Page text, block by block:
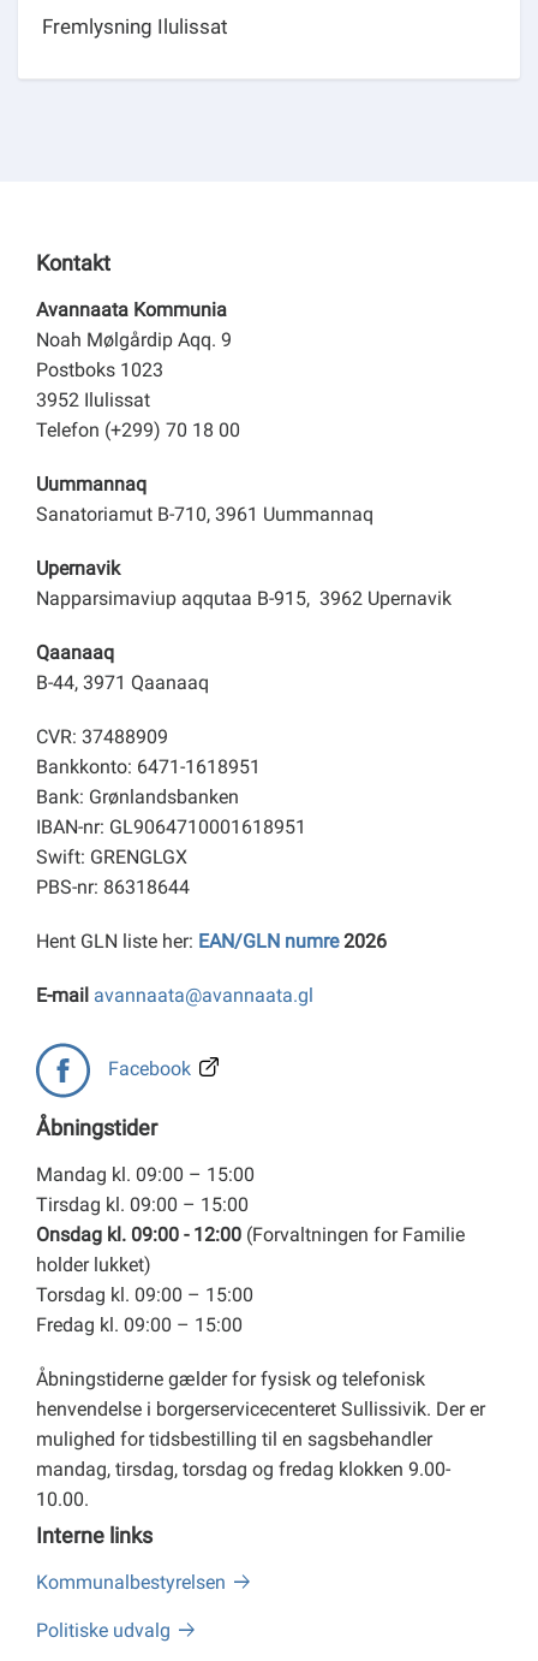
Fremlysning Ilulissat
Kontakt
Avannaata Kommunia
Noah Mølgårdip Aqq. 9
Postboks 1023
3952 Ilulissat
Telefon (+299) 70 18 00
Uummannaq
Sanatoriamut B-710, 3961 Uummannaq
Upernavik
Napparsimaviup aqqutaa B-915, 3962 Upernavik
Qaanaaq
B-44, 3971 Qaanaaq
CVR: 37488909
Bankkonto: 6471-1618951
Bank: Grønlandsbanken
IBAN-nr: GL9064710001618951
Swift: GRENGLGX
PBS-nr: 86318644
Hent GLN liste her: EAN/GLN numre2026
E-mail avannaata@avannaata.gl
Facebook
Åbningstider
Mandag kl. 09:00 – 15:00
Tirsdag kl. 09:00 – 15:00
Onsdag kl. 09:00 - 12:00 (Forvaltningen for Familie
holder lukket)
Torsdag kl. 09:00 – 15:00
Fredag kl. 09:00 – 15:00
Åbningstiderne gælder for fysisk og telefonisk
henvendelse i borgerservicecenteret Sullissivik. Der er
mulighed for tidsbestilling til en sagsbehandler
mandag, tirsdag, torsdag og fredag klokken 9.00-
10.00.
Interne links
Kommunalbestyrelsen
Politiske udvalg